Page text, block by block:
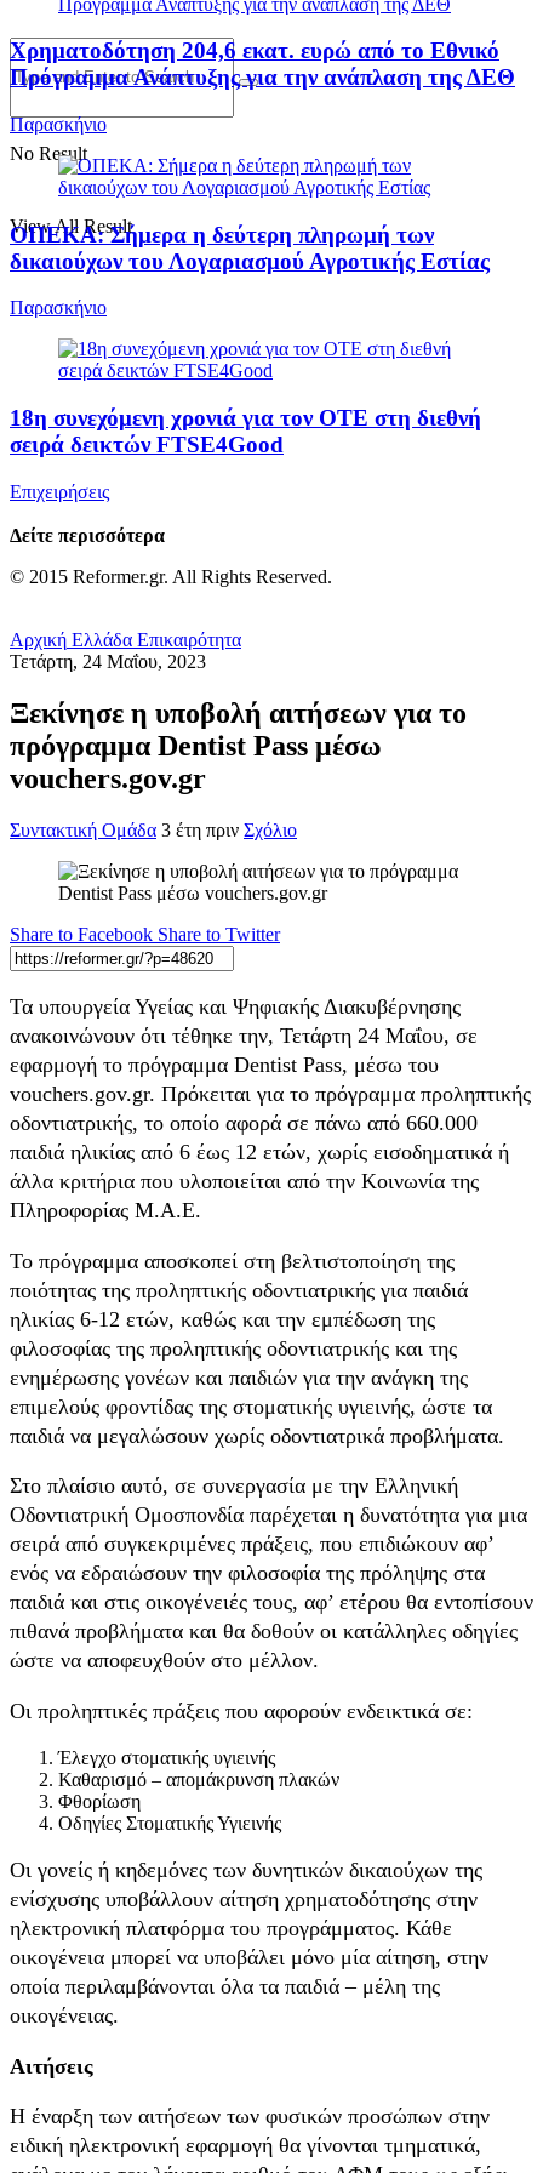
No Result
View All Result
Χρηματοδότηση 204,6 εκατ. ευρώ από το Εθνικό
Πρόγραμμα Ανάπτυξης για την ανάπλαση της ΔΕΘ
Παρασκήνιο
ΟΠΕΚΑ: Σήμερα η δεύτερη πληρωμή των
δικαιούχων του Λογαριασμού Αγροτικής Εστίας
Παρασκήνιο
18η συνεχόμενη χρονιά για τον ΟΤΕ στη διεθνή
σειρά δεικτών FTSE4Good
Επιχειρήσεις
Δείτε περισσότερα
© 2015 Reformer.gr. All Rights Reserved.
Αρχική Ελλάδα Επικαιρότητα
Τετάρτη, 24 Μαΐου, 2023
Ξεκίνησε η υποβολή αιτήσεων για το
πρόγραμμα Dentist Pass μέσω
vouchers.gov.gr
Συντακτική Ομάδα 3 έτη πριν Σχόλιο
Share to Facebook Share to Twitter
Τα υπουργεία Υγείας και Ψηφιακής Διακυβέρνησης
ανακοινώνουν ότι τέθηκε την, Τετάρτη 24 Μαΐου, σε
εφαρμογή το πρόγραμμα Dentist Pass, μέσω του
vouchers.gov.gr. Πρόκειται για το πρόγραμμα προληπτικής
οδοντιατρικής, το οποίο αφορά σε πάνω από 660.000
παιδιά ηλικίας από 6 έως 12 ετών, χωρίς εισοδηματικά ή
άλλα κριτήρια που υλοποιείται από την Κοινωνία της
Πληροφορίας Μ.Α.Ε.
Το πρόγραμμα αποσκοπεί στη βελτιστοποίηση της
ποιότητας της προληπτικής οδοντιατρικής για παιδιά
ηλικίας 6-12 ετών, καθώς και την εμπέδωση της
φιλοσοφίας της προληπτικής οδοντιατρικής και της
ενημέρωσης γονέων και παιδιών για την ανάγκη της
επιμελούς φροντίδας της στοματικής υγιεινής, ώστε τα
παιδιά να μεγαλώσουν χωρίς οδοντιατρικά προβλήματα.
Στο πλαίσιο αυτό, σε συνεργασία με την Ελληνική
Οδοντιατρική Ομοσπονδία παρέχεται η δυνατότητα για μια
σειρά από συγκεκριμένες πράξεις, που επιδιώκουν αφ’
ενός να εδραιώσουν την φιλοσοφία της πρόληψης στα
παιδιά και στις οικογένειές τους, αφ’ ετέρου θα εντοπίσουν
πιθανά προβλήματα και θα δοθούν οι κατάλληλες οδηγίες
ώστε να αποφευχθούν στο μέλλον.
Οι προληπτικές πράξεις που αφορούν ενδεικτικά σε:
Έλεγχο στοματικής υγιεινής
Καθαρισμό – απομάκρυνση πλακών
Φθορίωση
Οδηγίες Στοματικής Υγιεινής
Οι γονείς ή κηδεμόνες των δυνητικών δικαιούχων της
ενίσχυσης υποβάλλουν αίτηση χρηματοδότησης στην
ηλεκτρονική πλατφόρμα του προγράμματος. Κάθε
οικογένεια μπορεί να υποβάλει μόνο μία αίτηση, στην
οποία περιλαμβάνονται όλα τα παιδιά – μέλη της
οικογένειας.
Αιτήσεις
Η έναρξη των αιτήσεων των φυσικών προσώπων στην
ειδική ηλεκτρονική εφαρμογή θα γίνονται τμηματικά,